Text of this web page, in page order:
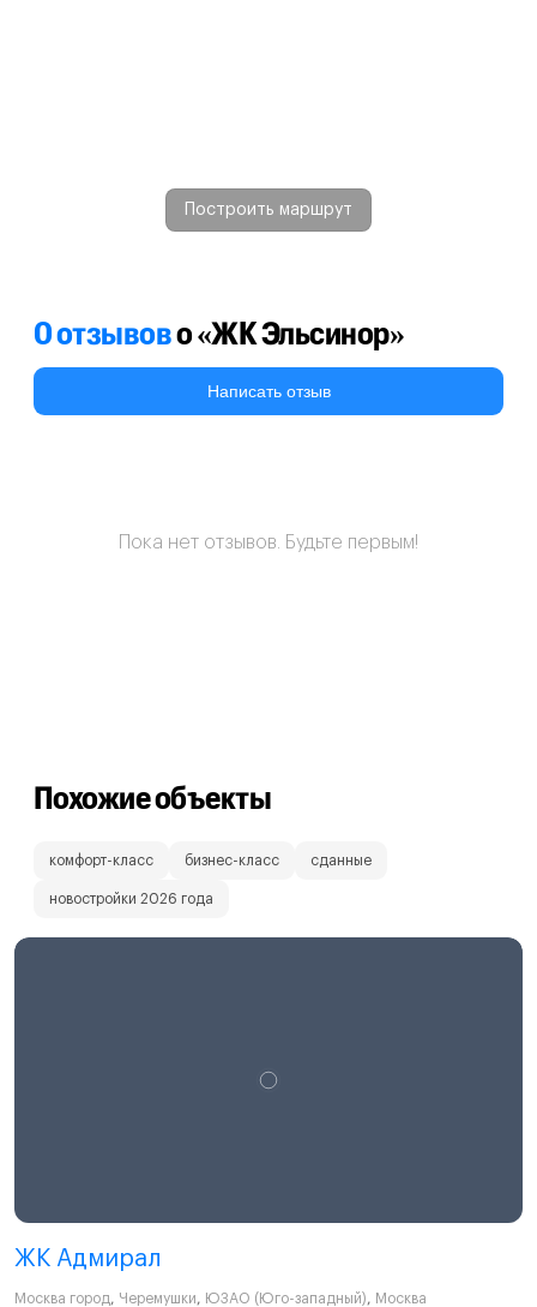
Построить маршрут
0 отзывово «ЖК Эльсинор»
Написать отзыв
Пока нет отзывов. Будьте первым!
Похожие объекты
комфорт-класс бизнес-класс сданные
новостройки 2026 года
ЖК Адмирал
Москва город, Черемушки, ЮЗАО (Юго-западный), Москва